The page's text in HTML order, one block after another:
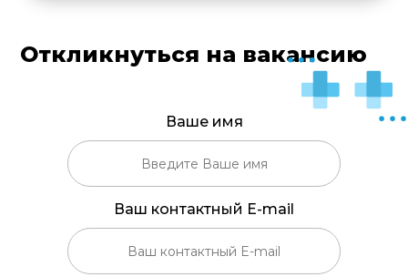
Откликнуться на вакансию
Ваше имя
Ваш контактный E-mail